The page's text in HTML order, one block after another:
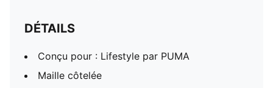
DÉTAILS
Conçu pour : Lifestyle par PUMA
Maille côtelée